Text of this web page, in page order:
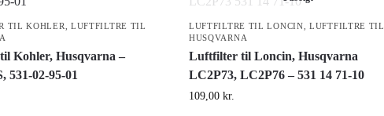
TIL KOHLER
LUFTFILTRE TIL
Kohler, Husqvarna –
531-02-95-01
LUFTFILTRE TIL LONCIN ,LUFTFILTRE TIL
HUSQVARNA
Luftfilter til Loncin, Husqvarna
LC2P73, LC2P76 – 531 14 71-10
109,00 kr.